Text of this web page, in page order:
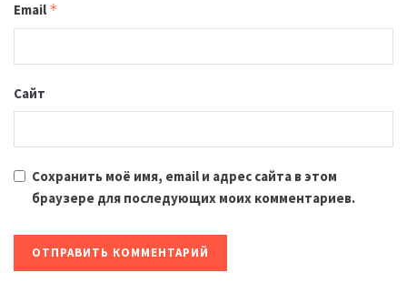
Email *
Сайт
Сохранить моё имя, email и адрес сайта в этом
браузере для последующих моих комментариев.